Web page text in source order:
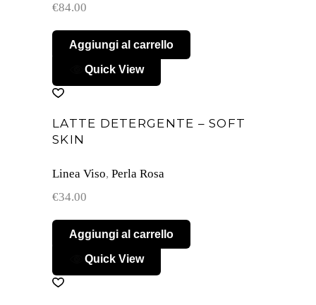
€84.00
Aggiungi al carrello
Quick View
LATTE DETERGENTE – SOFT
SKIN
Linea Viso, Perla Rosa
€34.00
Aggiungi al carrello
Quick View